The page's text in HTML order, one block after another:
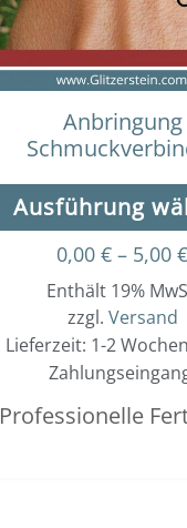
Anbringung
Ausführung
0,00 € – 5,00 €
Enthält 19%
zzgl. Versand
Lieferzeit: 1-2
Professionelle